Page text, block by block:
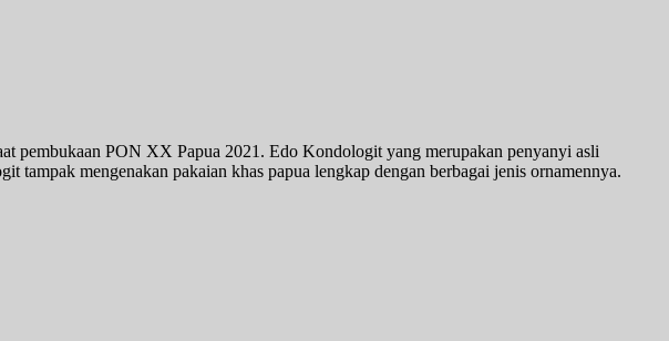
pembukaan PON XX Papua 2021. Edo Kondologit yang merupakan penyanyi asli
mengenakan pakaian khas papua lengkap dengan berbagai jenis ornamennya.